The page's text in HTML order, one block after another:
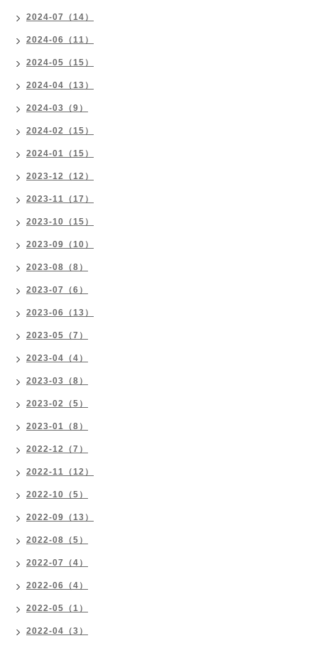
2024-07（14）
2024-06（11）
2024-05（15）
2024-04（13）
2024-03（9）
2024-02（15）
2024-01（15）
2023-12（12）
2023-11（17）
2023-10（15）
2023-09（10）
2023-08（8）
2023-07（6）
2023-06（13）
2023-05（7）
2023-04（4）
2023-03（8）
2023-02（5）
2023-01（8）
2022-12（7）
2022-11（12）
2022-10（5）
2022-09（13）
2022-08（5）
2022-07（4）
2022-06（4）
2022-05（1）
2022-04（3）